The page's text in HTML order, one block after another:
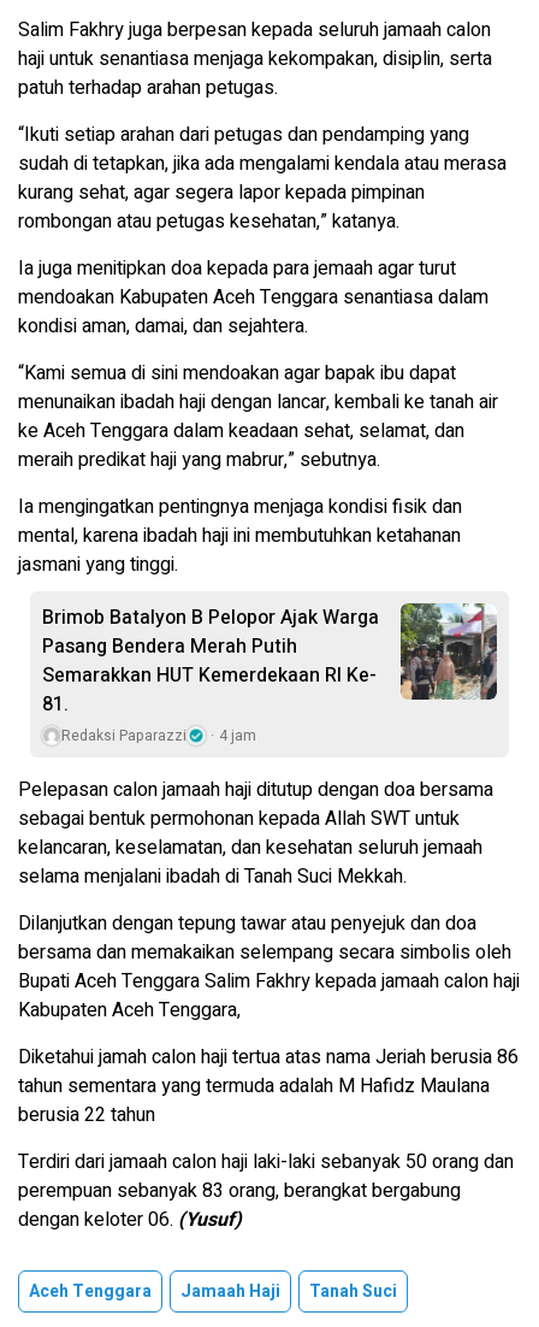
Salim Fakhry juga berpesan kepada seluruh jamaah calon
haji untuk senantiasa menjaga kekompakan, disiplin, serta
patuh terhadap arahan petugas.
“Ikuti setiap arahan dari petugas dan pendamping yang
sudah di tetapkan, jika ada mengalami kendala atau merasa
kurang sehat, agar segera lapor kepada pimpinan
rombongan atau petugas kesehatan,” katanya.
Ia juga menitipkan doa kepada para jemaah agar turut
mendoakan Kabupaten Aceh Tenggara senantiasa dalam
kondisi aman, damai, dan sejahtera.
“Kami semua di sini mendoakan agar bapak ibu dapat
menunaikan ibadah haji dengan lancar, kembali ke tanah air
ke Aceh Tenggara dalam keadaan sehat, selamat, dan
meraih predikat haji yang mabrur,” sebutnya.
Ia mengingatkan pentingnya menjaga kondisi fisik dan
mental, karena ibadah haji ini membutuhkan ketahanan
jasmani yang tinggi.
Brimob Batalyon B Pelopor Ajak Warga
Pasang Bendera Merah Putih
Semarakkan HUT Kemerdekaan RI Ke-
81.
Redaksi Paparazzi 4 jam
Pelepasan calon jamaah haji ditutup dengan doa bersama
sebagai bentuk permohonan kepada Allah SWT untuk
kelancaran, keselamatan, dan kesehatan seluruh jemaah
selama menjalani ibadah di Tanah Suci Mekkah.
Dilanjutkan dengan tepung tawar atau penyejuk dan doa
bersama dan memakaikan selempang secara simbolis oleh
Bupati Aceh Tenggara Salim Fakhry kepada jamaah calon haji
Kabupaten Aceh Tenggara,
Diketahui jamah calon haji tertua atas nama Jeriah berusia 86
tahun sementara yang termuda adalah M Hafidz Maulana
berusia 22 tahun
Terdiri dari jamaah calon haji laki-laki sebanyak 50 orang dan
perempuan sebanyak 83 orang, berangkat bergabung
dengan keloter 06. (Yusuf)
Aceh Tenggara Jamaah Haji Tanah Suci